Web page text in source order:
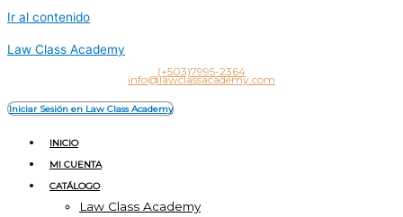
Ir al contenido
Law Class Academy
(+503)7995-2364
info@lawclassacademy.com
Iniciar Sesión en Law Class Academy
INICIO
MI CUENTA
CATÁLOGO
Law Class Academy